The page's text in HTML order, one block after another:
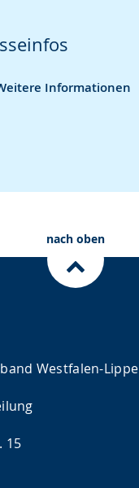
Informationen
nach oben
Westfalen-Lippe
15